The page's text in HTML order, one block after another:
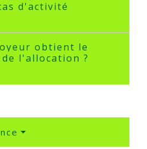
d'activité
obtient le
l'allocation ?